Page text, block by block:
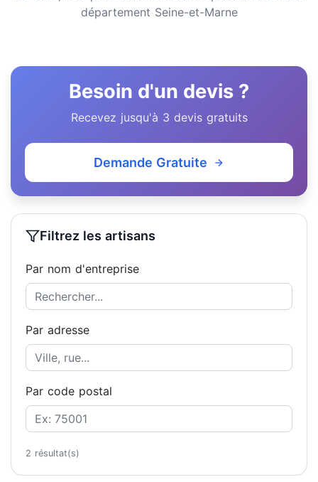
département Seine-et-Marne
Besoin d'un devis ?
Recevez jusqu'à 3 devis gratuits
Demande Gratuite
Filtrez les artisans
Par nom d'entreprise
Par adresse
Par code postal
2 résultat(s)